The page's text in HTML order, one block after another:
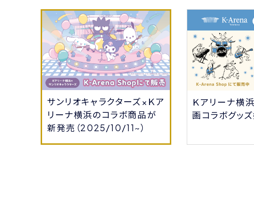
サンリオキャラクターズ×Ｋア
リーナ横浜のコラボ商品が
新発売（2025/10/11~）
Ｋアリーナ横
画コラボグッ